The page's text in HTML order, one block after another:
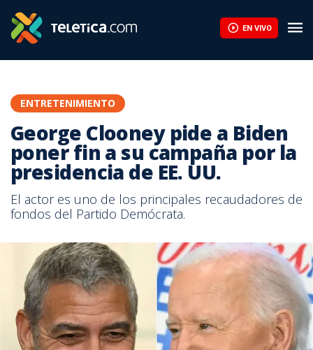
EN VIVO
ENTRETENIMIENTO
George Clooney pide a Biden
poner fin a su campaña por la
presidencia de EE. UU.
El actor es uno de los principales recaudadores de
fondos del Partido Demócrata.